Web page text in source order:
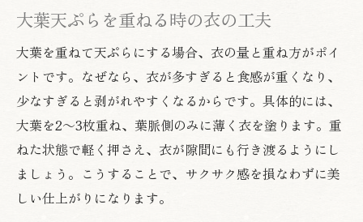
大葉天ぷらを重ねる時の衣の工夫
大葉を重ねて天ぷらにする場合、衣の量と重ね方がポイ
ントです。なぜなら、衣が多すぎると食感が重くなり、
少なすぎると剥がれやすくなるからです。具体的には、
大葉を2～3枚重ね、葉脈側のみに薄く衣を塗ります。重
ねた状態で軽く押さえ、衣が隙間にも行き渡るようにし
ましょう。こうすることで、サクサク感を損なわずに美
しい仕上がりになります。